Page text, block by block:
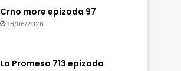
Crno more epizoda 97
16/06/2026
La Promesa 713 epizoda